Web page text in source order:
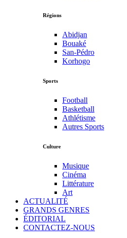
Régions
Abidjan
Bouaké
San-Pédro
Korhogo
Sports
Football
Basketball
Athlétisme
Autres Sports
Culture
Musique
Cinéma
Littérature
Art
ACTUALITÉ
GRANDS GENRES
ÉDITORIAL
CONTACTEZ-NOUS